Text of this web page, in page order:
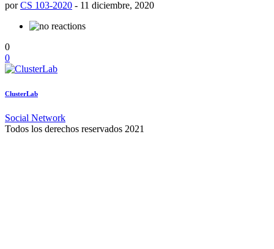
porCS 103-2020 - 11 diciembre, 2020
0
0
ClusterLab
Social Network
Todos los derechos reservados 2021